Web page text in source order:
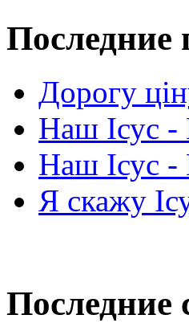
Последние
Дорогу
Наш Ісус -
Наш Ісус -
Я скажу
Последние